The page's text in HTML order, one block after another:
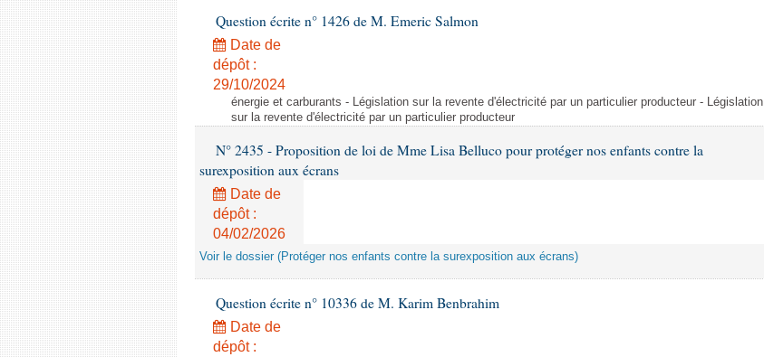
Question écrite n° 1426 de M. Emeric Salmon
Date de
dépôt :
29/10/2024
énergie et carburants - Législation sur la revente d'électricité par un particulier producteur - Législation
sur la revente d'électricité par un particulier producteur
N° 2435 - Proposition de loi de Mme Lisa Belluco pour protéger nos enfants contre la
surexposition aux écrans
Date de
dépôt :
04/02/2026
Voir le dossier (Protéger nos enfants contre la surexposition aux écrans)
Question écrite n° 10336 de M. Karim Benbrahim
Date de
dépôt :